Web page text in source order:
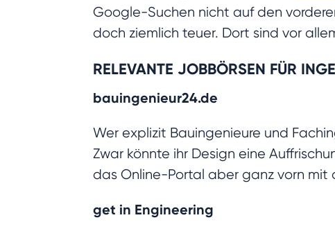
Google-Suchen nicht auf den
doch ziemlich teuer. Dort sind vor
RELEVANTE JOBBÖRSEN FÜR
bauingenieur24.de
Wer explizit Bauingenieure und
Zwar könnte ihr Design eine
das Online-Portal aber ganz vorn mit
get in Engineering